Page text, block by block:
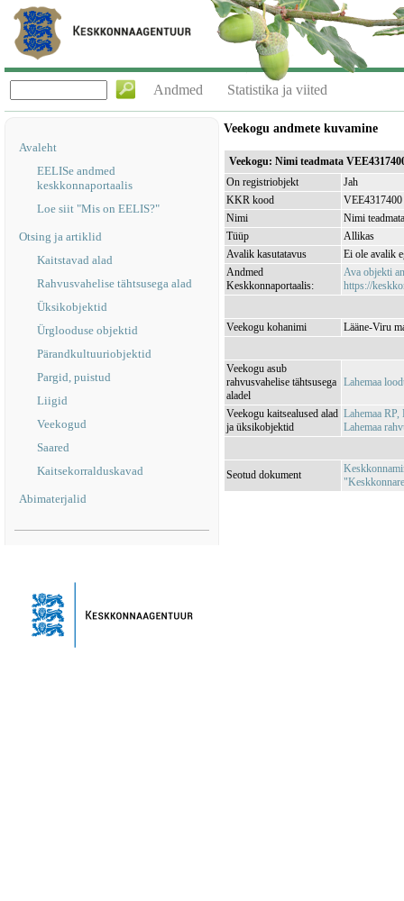
Andmed Statistika ja viited
Avaleht
EELISe andmed
keskkonnaportaalis
Loe siit "Mis on EELIS?"
Otsing ja artiklid
Kaitstavad alad
Rahvusvahelise tähtsusega alad
Üksikobjektid
Ürglooduse objektid
Pärandkultuuriobjektid
Pargid, puistud
Liigid
Veekogud
Saared
Kaitsekorralduskavad
Abimaterjalid
Veekogu andmete kuvamine
Veekogu: Nimi teadmata
On registriobjekt
Jah
KKR kood
VEE4317400
Nimi
Nimi teadmata
Tüüp
Allikas
Avalik kasutatavus
Ei ole avalik
Andmed
Keskkonnaportaalis:
Ava objekti
https://
Veekogu kohanimi Lääne-Viru
Veekogu asub
rahvusvahelise tähtsusega
aladel
Lahemaa
Veekogu kaitsealused alad
ja üksikobjektid
Lahemaa
Lahemaa
Seotud dokument